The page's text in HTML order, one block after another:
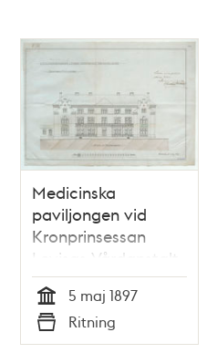
Medicinska
paviljongen vid
Kronprinsessan
Lovisas Vårdanstalt
för sjuka barn -
ritning 1897
Tid
5 maj 1897
Typ
Ritning